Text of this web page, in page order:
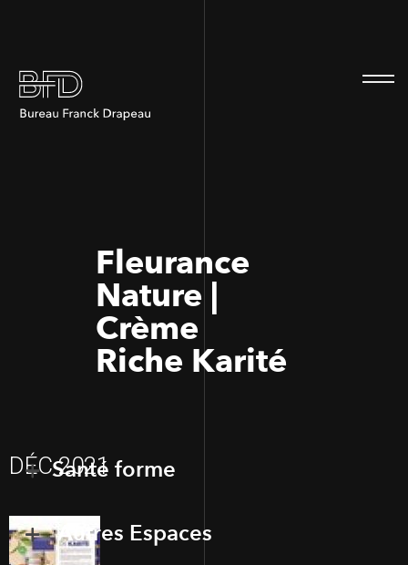
Fleurance
Nature |
Crème
Riche Karité
DÉC 2021
Santé forme
Autres Espaces